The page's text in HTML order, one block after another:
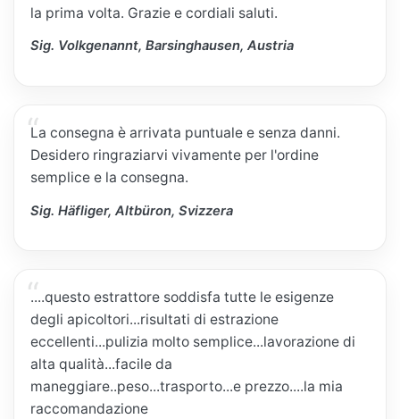
la prima volta. Grazie e cordiali saluti.
Sig. Volkgenannt, Barsinghausen, Austria
La consegna è arrivata puntuale e senza danni.
Desidero ringraziarvi vivamente per l'ordine
semplice e la consegna.
Sig. Häfliger, Altbüron, Svizzera
....questo estrattore soddisfa tutte le esigenze
degli apicoltori...risultati di estrazione
eccellenti...pulizia molto semplice...lavorazione di
alta qualità...facile da
maneggiare..peso...trasporto...e prezzo....la mia
raccomandazione